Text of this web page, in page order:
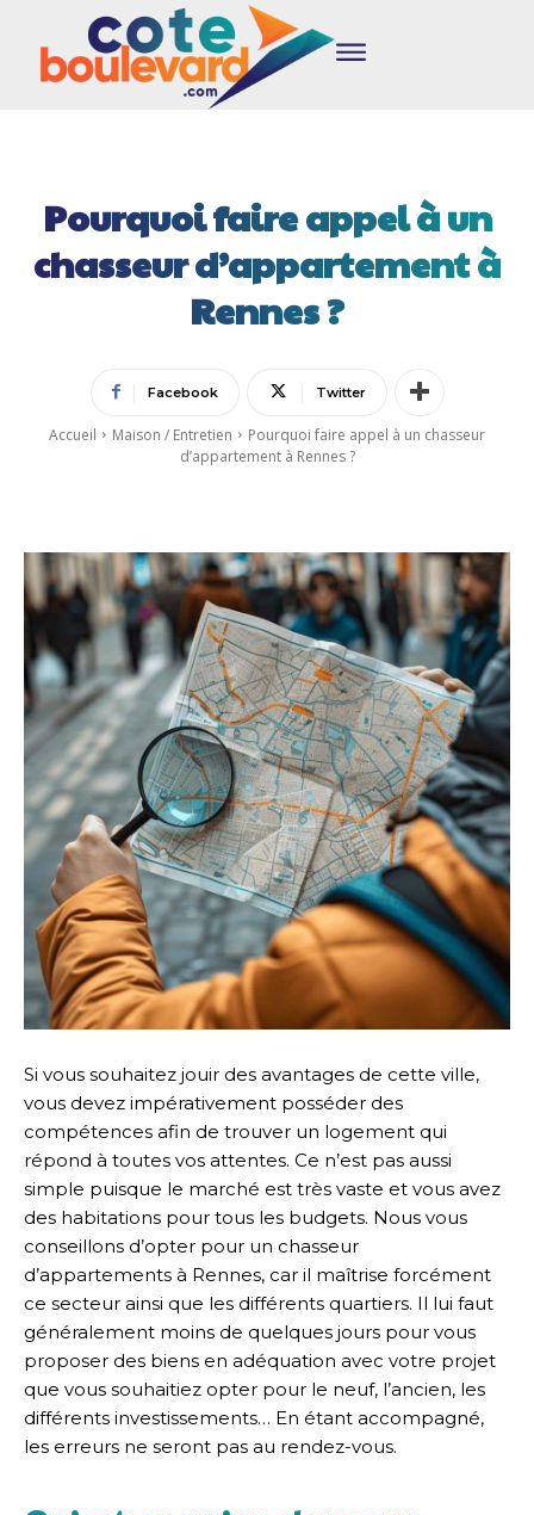
Pourquoi faire appel à un
chasseur d’appartement à
Rennes ?
Facebook Twitter
Accueil Maison / Entretien
Pourquoi faire appel à un chasseur
d’appartement à Rennes ?
Si vous souhaitez jouir des avantages de cette ville,
vous devez impérativement posséder des
compétences afin de trouver un logement qui
répond à toutes vos attentes. Ce n’est pas aussi
simple puisque le marché est très vaste et vous avez
des habitations pour tous les budgets. Nous vous
conseillons d’opter pour un chasseur
d’appartements à Rennes, car il maîtrise forcément
ce secteur ainsi que les différents quartiers. Il lui faut
généralement moins de quelques jours pour vous
proposer des biens en adéquation avec votre projet
que vous souhaitiez opter pour le neuf, l’ancien, les
différents investissements… En étant accompagné,
les erreurs ne seront pas au rendez-vous.